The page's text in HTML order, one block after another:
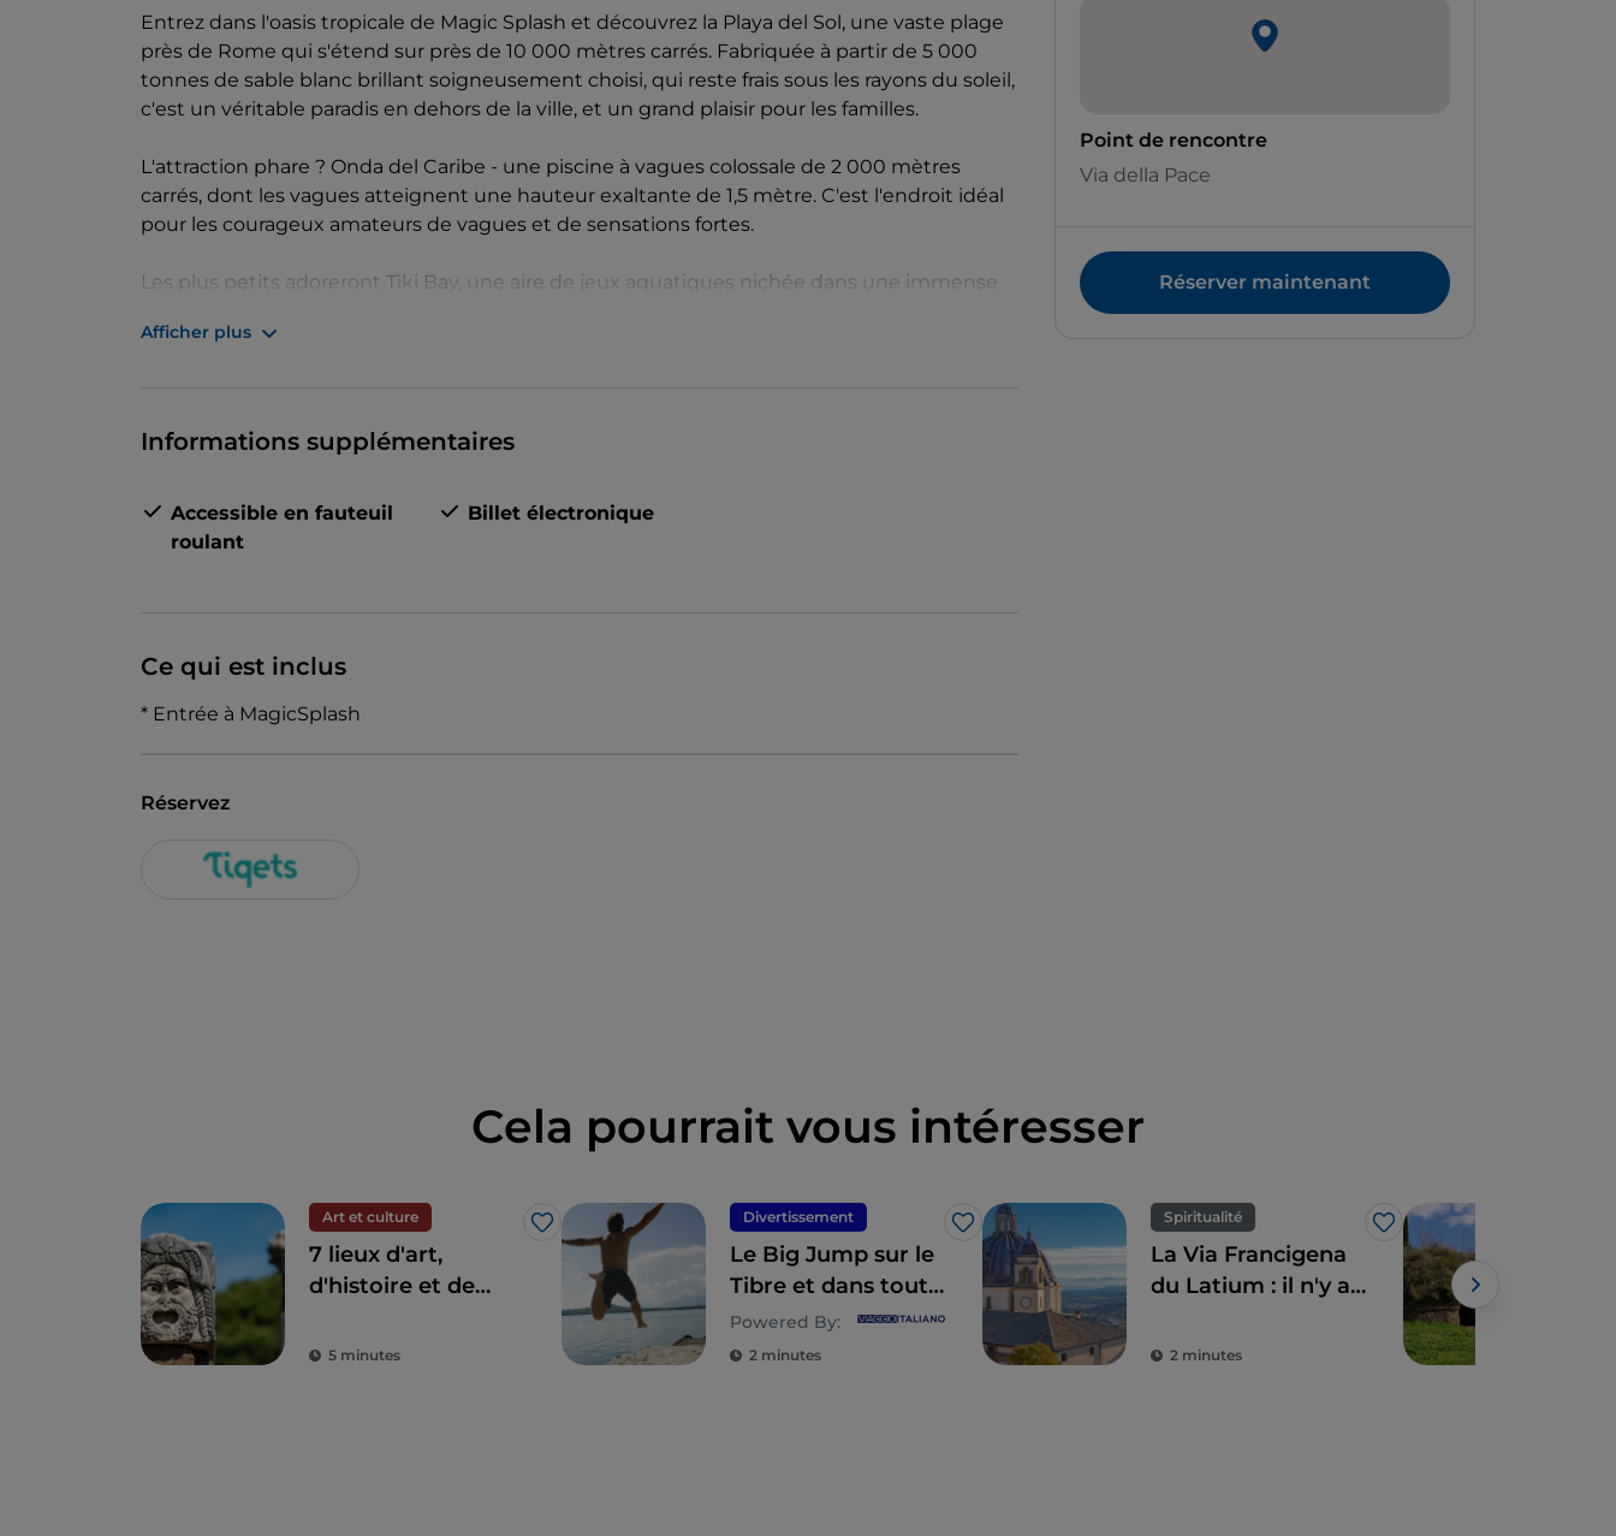
Entrez dans l'oasis tropicale de Magic Splash et découvrez la Playa del Sol, une vaste plage
près de Rome qui s'étend sur près de 10 000 mètres carrés. Fabriquée à partir de 5 000
tonnes de sable blanc brillant soigneusement choisi, qui reste frais sous les rayons du soleil,
c'est un véritable paradis en dehors de la ville, et un grand plaisir pour les familles.
L'attraction phare ? Onda del Caribe - une piscine à vagues colossale de 2 000 mètres
carrés, dont les vagues atteignent une hauteur exaltante de 1,5 mètre. C'est l'endroit idéal
pour les courageux amateurs de vagues et de sensations fortes.
Les plus petits adoreront Tiki Bay, une aire de jeux aquatiques nichée dans une immense
peu profondes pour les petits nageurs, c'est un paradis aquatique sûr et palpitant.
à louer pour la journée.
Afficher plus
Informations supplémentaires
Accessible en fauteuil
roulant
Billet électronique
Ce qui est inclus
* Entrée à MagicSplash
Réservez
Point de rencontre
Via della Pace
Réserver maintenant
Cela pourrait vous intéresser
Art et culture
J’aime
7 lieux d'art,
d'histoire et de
heure de Rome
5 minutes
Divertissement
J’aime
Le Big Jump sur le
Tibre et dans toute
l'Europe
Powered By:
2 minutes
Spiritualité
J’aime
La Via Francigena
du Latium : il n'y a
2 minutes